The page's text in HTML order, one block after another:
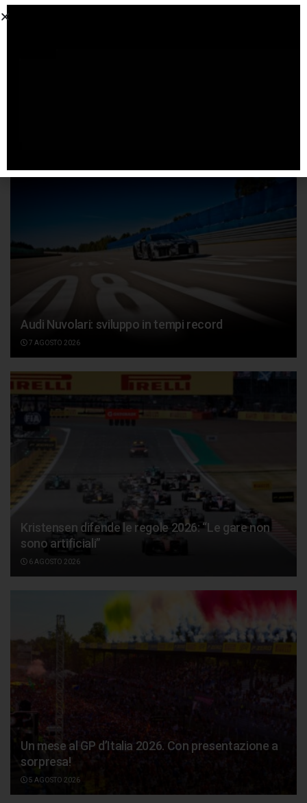
Audi Nuvolari: sviluppo in tempi record
7 AGOSTO 2026
Kristensen difende le regole 2026: “Le gare non
sono artificiali”
6 AGOSTO 2026
Un mese al GP d’Italia 2026. Con presentazione a
sorpresa!
5 AGOSTO 2026